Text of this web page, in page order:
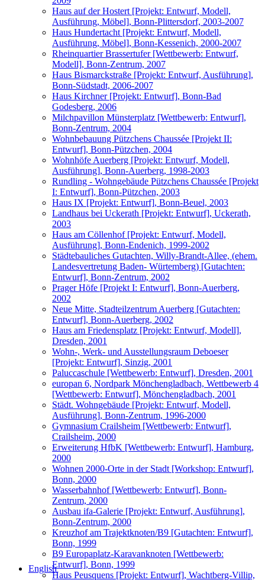
Haus auf der Hostert [Projekt: Entwurf, Modell,
Ausführung, Möbel], Bonn-Plittersdorf, 2003-2007
Haus Hundertacht [Projekt: Entwurf, Modell,
Ausführung, Möbel], Bonn-Kessenich, 2000-2007
Rheinquartier Brassertufer [Wettbewerb: Entwurf,
Modell], Bonn-Zentrum, 2007
Haus Bismarckstraße [Projekt: Entwurf, Ausführung],
Bonn-Südstadt, 2006-2007
Haus Kirchner [Projekt: Entwurf], Bonn-Bad
Godesberg, 2006
Milchpavillon Münsterplatz [Wettbewerb: Entwurf],
Bonn-Zentrum, 2004
Wohnbebauung Pützchens Chaussée [Projekt II:
Entwurf], Bonn-Pützchen, 2004
Wohnhöfe Auerberg [Projekt: Entwurf, Modell,
Ausführung], Bonn-Auerberg, 1998-2003
Rundling - Wohngebäude Pützchens Chaussée [Projekt
I: Entwurf], Bonn-Pützchen, 2003
Haus IX [Projekt: Entwurf], Bonn-Beuel, 2003
Landhaus bei Uckerath [Projekt: Entwurf], Uckerath,
2003
Haus am Cöllenhof [Projekt: Entwurf, Modell,
Ausführung], Bonn-Endenich, 1999-2002
Städtebauliches Gutachten, Willy-Brandt-Allee, (ehem.
Landesvertretung Baden- Würtemberg) [Gutachten:
Entwurf], Bonn-Zentrum, 2002
Prager Höfe [Projekt I: Entwurf], Bonn-Auerberg,
2002
Neue Mitte, Stadteilzentrum Auerberg [Gutachten:
Entwurf], Bonn-Auerberg, 2002
Haus am Friedensplatz [Projekt: Entwurf, Modell],
Dresden, 2001
Wohn-, Werk- und Ausstellungsraum Deboeser
[Projekt: Entwurf], Sinzig, 2001
Paluccaschule [Wettbewerb: Entwurf], Dresden, 2001
europan 6, Nordpark Mönchengladbach, Wettbewerb 4
[Wettbewerb: Entwurf], Mönchengladbach, 2001
Städt. Wohngebäude [Projekt: Entwurf, Modell,
Ausführung], Bonn-Zentrum, 1996-2000
Gymnasium Crailsheim [Wettbewerb: Entwurf],
Crailsheim, 2000
Erweiterung HfbK [Wettbewerb: Entwurf], Hamburg,
2000
Wohnen 2000-Orte in der Stadt [Workshop: Entwurf],
Bonn, 2000
Wasserbahnhof [Wettbewerb: Entwurf], Bonn-
Zentrum, 2000
Ausbau ifa-Galerie [Projekt: Entwurf, Ausführung],
Bonn-Zentrum, 2000
Kreuzhof am Trajektknoten/B9 [Gutachten: Entwurf],
Bonn, 1999
B9 Europaplatz-Karavanknoten [Wettbewerb:
Entwurf], Bonn, 1999
Haus Peusquens [Projekt: Entwurf], Wachtberg-Villip,
English